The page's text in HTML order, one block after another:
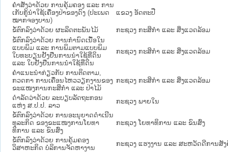
ຄຳສັ່ງວ່າດ້ວຍ ການຄຸ້ມຄອງ ແລະ ການ
ເກັບກູ້ນຳໃຊ້ເຄື່ອງປ່າຂອງດົງ (ປະເພດ
ໝາກຈອງບານ)
ແຂວງ ອັດຕະປື
ຂໍ້ຕົກລົງວ່າດ້ວຍ ຜະລິດຕະພັນໄມ້
ກະຊວງ ກະສິກຳ ແລະ ສິ່ງແວດລ້ອມ
ຂໍ້ຕົກລົງວ່າດ້ວຍ ການກຳນົດເນື້ອໃນ
ແບບພິມ ແລະ ການພິມຕາມແບບພິມ
ໃບທະບຽນຢັ້ງຢືນການນຳໃຊ້ທີ່ດິນ
ແລະ ໃບຢັ້ງຢືນການນຳໃຊ້ທີ່ດິນ
ກະຊວງ ກະສິກຳ ແລະ ສິ່ງແວດລ້ອມ
ຄຳແນະນຳກ່ຽວກັບ ການຕິດຕາມ,
ກວດກາ ການເຄື່ອນໄຫວວຽກງານຂອງ
ຂະແໜງການກະສິກຳ ແລະ ປ່າໄມ້
ກະຊວງ ກະສິກຳ ແລະ ສິ່ງແວດລ້ອມ
ດຳລັດວ່າດ້ວຍ ລະບຽບລັດຖະກອນ
ແຫ່ງ ສ.ປ.ປ. ລາວ
ກະຊວງ ພາຍໃນ
ຂໍ້ຕົກລົງວ່າດ້ວຍ ການອະນຸຍາດດຳເນີນ
ທຸລະກິດ ຂອງຂະແໜງການໂຍທາ
ທິການ ແລະ ຂົນສົ່ງ
ກະຊວງ ໂຍທາທິການ ແລະ ຂົນສົ່ງ
ຂໍ້ຕົກລົງວ່າດ້ວຍ ການຄຸ້ມຄອງ
ວິສາຫະກິດ ບໍລິການຈັດຫາງານ
ກະຊວງ ແຮງງານ ແລະ ສະຫວັດດີການສັ